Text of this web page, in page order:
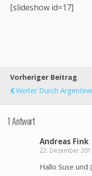
[slideshow id=17]
Vorheriger Beitrag
Weiter Durch
1 Antwort
Andreas Fink
22. Dezember
Hallo Suse und